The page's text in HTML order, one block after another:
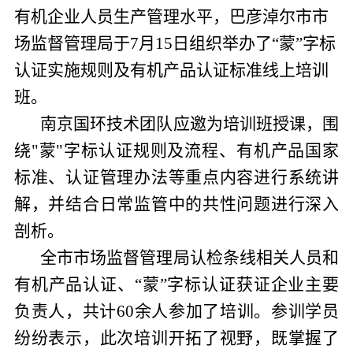
有机企业 人员生产管理水平，巴彦淖尔市市
场监督管理局于7月15日组织举办了“蒙”字标
认证实施规则及有机产品认证标准线上培训
班。
南京国环技术团队应邀为培训班授课，
围
绕"蒙"字标认证规则及流程、有机产品国家
标准、认证管理办法等重点内容进行系统讲
解，并结合日常监管中的共性问题进行深入
剖析。
全市市场监督管理局认检条线相关人员和
有机产品认证、 “蒙”字标认证获证企业主要
负责人， 共计60余人参加了培训。 参训学员
纷纷表示，此次培训开拓了视野，既掌握了